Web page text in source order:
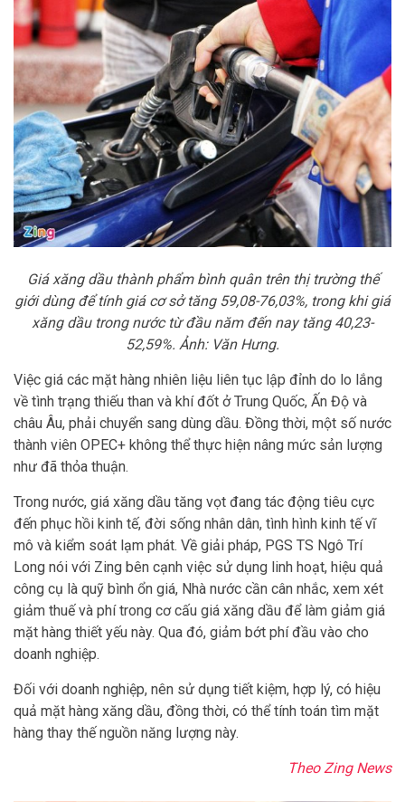
Giá xăng dầu thành phẩm bình quân trên thị trường thế
giới dùng để tính giá cơ sở tăng 59,08-76,03%, trong khi giá
xăng dầu trong nước từ đầu năm đến nay tăng 40,23-
52,59%. Ảnh: Văn Hưng.
Việc giá các mặt hàng nhiên liệu liên tục lập đỉnh do lo lắng
về tình trạng thiếu than và khí đốt ở Trung Quốc, Ấn Độ và
châu Âu, phải chuyển sang dùng dầu. Đồng thời, một số nước
thành viên OPEC+ không thể thực hiện nâng mức sản lượng
như đã thỏa thuận.
Trong nước, giá xăng dầu tăng vọt đang tác động tiêu cực
đến phục hồi kinh tế, đời sống nhân dân, tình hình kinh tế vĩ
mô và kiểm soát lạm phát. Về giải pháp, PGS TS Ngô Trí
Long nói với Zing bên cạnh việc sử dụng linh hoạt, hiệu quả
công cụ là quỹ bình ổn giá, Nhà nước cần cân nhắc, xem xét
giảm thuế và phí trong cơ cấu giá xăng dầu để làm giảm giá
mặt hàng thiết yếu này. Qua đó, giảm bớt phí đầu vào cho
doanh nghiệp.
Đối với doanh nghiệp, nên sử dụng tiết kiệm, hợp lý, có hiệu
quả mặt hàng xăng dầu, đồng thời, có thể tính toán tìm mặt
hàng thay thế nguồn năng lượng này.
Theo Zing News